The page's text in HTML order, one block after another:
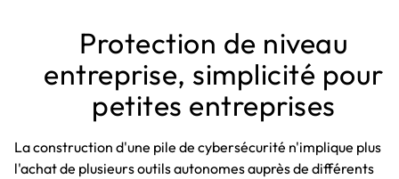
Protection de niveau
entreprise, simplicité pour
petites entreprises
La construction d'une pile de cybersécurité n'implique plus
l'achat de plusieurs outils autonomes auprès de différents